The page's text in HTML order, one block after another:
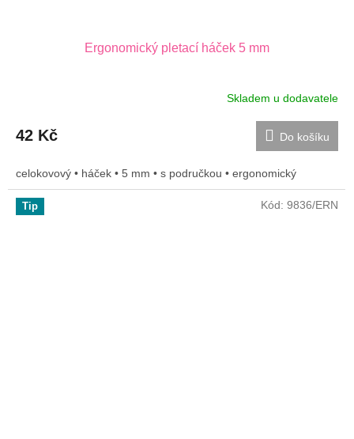
Ergonomický pletací háček 5 mm
Skladem u dodavatele
42 Kč Do košíku
celokovový • háček • 5 mm • s područkou • ergonomický
Tip Kód: 9836/ERN